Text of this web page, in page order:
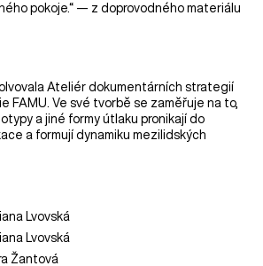
pokoje.“ — z doprovodného materiálu
Ateliér dokumentárních strategií
FAMU. Ve své tvorbě se zaměřuje na to,
a jiné formy útlaku pronikají do
a formují dynamiku mezilidských
Lvovská
Lvovská
Žantová